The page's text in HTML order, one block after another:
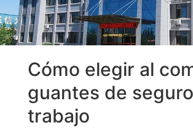
Cómo elegir al
guantes de
trabajo